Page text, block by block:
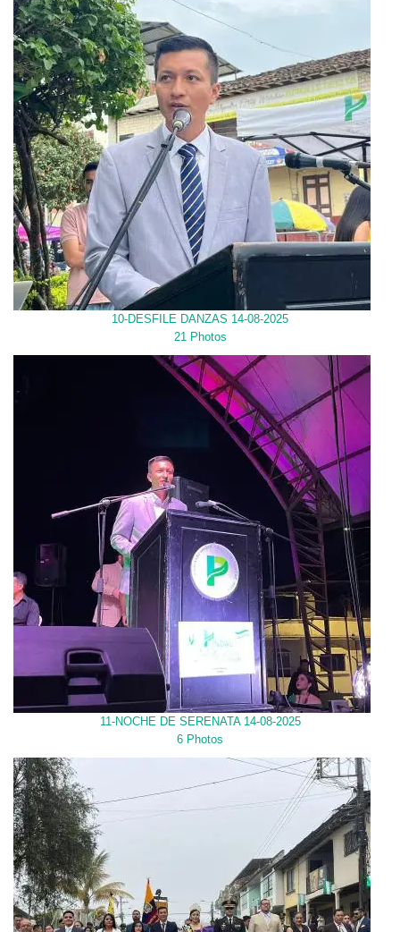
10-DESFILE DANZAS 14-08-2025
21 Photos
11-NOCHE DE SERENATA 14-08-2025
6 Photos